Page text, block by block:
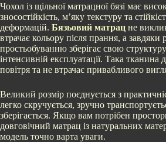
Чохол із щільної матрацної бязі має
зносостійкість, м’яку текстуру та
деформацій. Бязьовий матрац не
втрачає кольору після прання, а завдяки
простьобуванню зберігає свою
інтенсивній експлуатації. Така тканина
повітря та не втрачає привабливого
Великий розмір поєднується з
легко скручується, зручно
зберігається. Якщо вам потрібен
довговічний матрац із натуральних
модель точно варта уваги.